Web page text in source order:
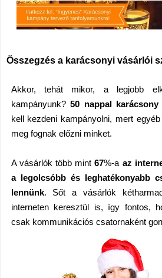
Összegzés a karácsonyi vásárlói
Akkor, tehát mikor, a legjobb
kampányunk?50 nappal karácsony
kell kezdeni kampányolni, mert
meg fognak előzni minket.
A vásárlók több mint67%-a az
a legolcsóbb és leghatékonyabb
lennünk. Sőt a vásárlók
interneten keresztül is, így fontos,
csak kommunikációs csatornaként